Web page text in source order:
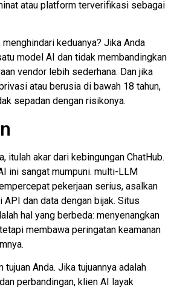
atau platform terverifikasi sebagai
keduanya? Jika Anda
model AI dan tidak membandingkan
vendor lebih sederhana. Dan jika
atau berusia di bawah 18 tahun,
sepadan dengan risikonya.
itulah akar dari kebingungan ChatHub.
ini sangat mumpuni. multi-LLM
pekerjaan serius, asalkan
API dan data dengan bijak. Situs
hal yang berbeda: menyenangkan
membawa peringatan keamanan
tujuan Anda. Jika tujuannya adalah
perbandingan, klien AI layak